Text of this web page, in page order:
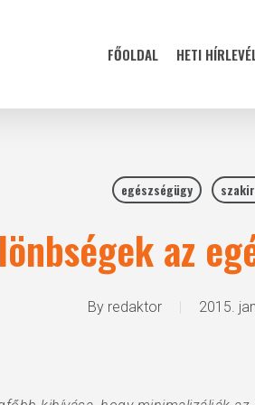
FŐOLDAL HETI
egészségügy
az
By redaktor 2015.